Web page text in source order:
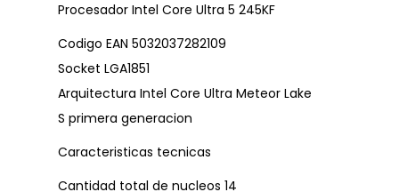
Procesador Intel Core Ultra 5 245KF
Codigo EAN 5032037282109
Socket LGA1851
Arquitectura Intel Core Ultra Meteor Lake
S primera generacion
Caracteristicas tecnicas
Cantidad total de nucleos 14